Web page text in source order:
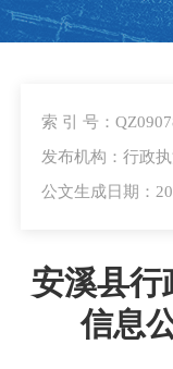
索 引 号：
发布机构：行政
公文生成日期：
安溪县行
信息